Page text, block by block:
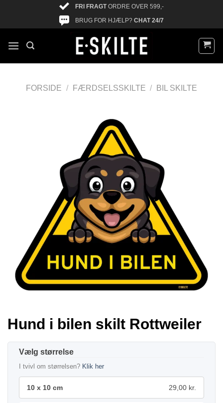
FRI FRAGTORDRE OVER 599,-
BRUG FOR HJÆLP? CHAT 24/7
FORSIDE / FÆRDSELSSKILTE / BIL SKILTE
Hund i bilen skilt Rottweiler
størrelse
I tvivl om størrelsen? Klik her
10 x 10 cm 29,00 kr.